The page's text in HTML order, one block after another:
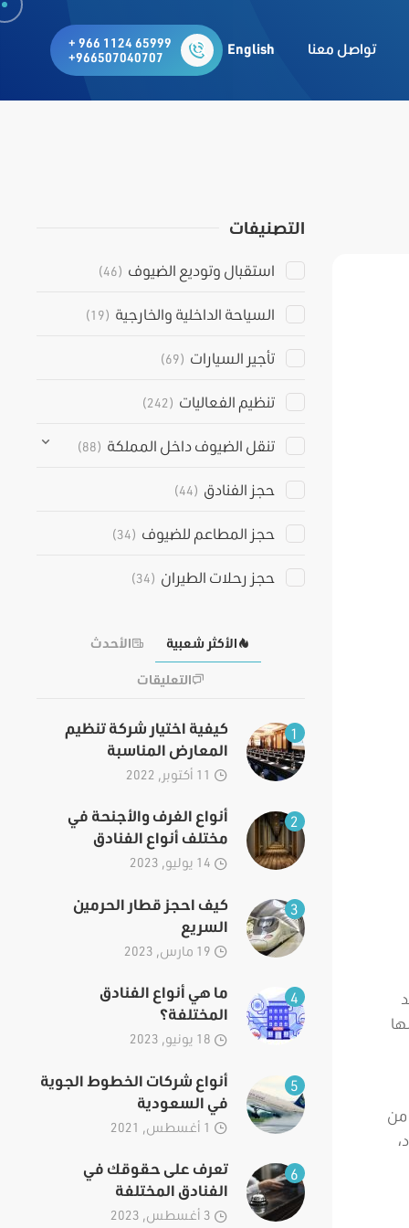
تواصل معنا English
+ 966 1124 65999
+966507040707
من
التصنيفات
استقبال وتوديع الضيوف (46)
السياحة الداخلية والخارجية (19)
تأجير السيارات (69)
تنظيم الفعاليات (242)
تنقل الضيوف داخل المملكة (88)
حجز الفنادق (44)
حجز المطاعم للضيوف (34)
حجز رحلات الطيران (34)
الأكثر شعبية الأحدث
التعليقات
1
كيفية اختيار شركة تنظيم
المعارض المناسبة
2
أنواع الغرف والأجنحة في
مختلف أنواع الفنادق
3
كيف احجز قطار الحرمين
السريع
4
ما هي أنواع الفنادق
المختلفة؟
5
أنواع شركات الخطوط الجوية
في السعودية
6
تعرف على حقوقك في
الفنادق المختلفة